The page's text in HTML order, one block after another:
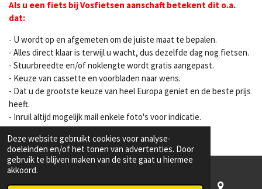
Deze website gebruikt cookies voor analyse-
doeleinden en/of het tonen van advertenties. Door
gebruik te blijven maken van de site gaat u hiermee
akkoord.
Als u een fiets bij Vosfietsen aanschaft betekent dit o.a.
dat:
- U wordt op en afgemeten om de juiste maat te bepalen.
- Alles direct klaar is terwijl u wacht, dus dezelfde dag nog fietsen.
- Stuurbreedte en/of noklengte wordt gratis aangepast.
- Keuze van cassette en voorbladen naar wens.
- Dat u de grootste keuze van heel Europa geniet en de beste prijs
heeft.
- Inruil altijd mogelijk mail enkele foto's voor indicatie.